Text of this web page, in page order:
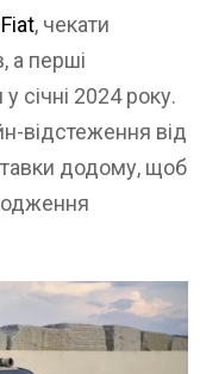
Fiat, чекати
а перші
січні 2024 року.
відстеження від
додому, щоб